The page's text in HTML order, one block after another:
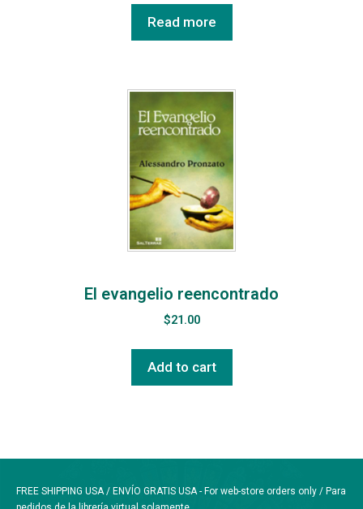
Read more
El evangelio reencontrado
$21.00
Add to cart
FREE SHIPPING USA / ENVÍO GRATIS USA - For web-store orders only / Para